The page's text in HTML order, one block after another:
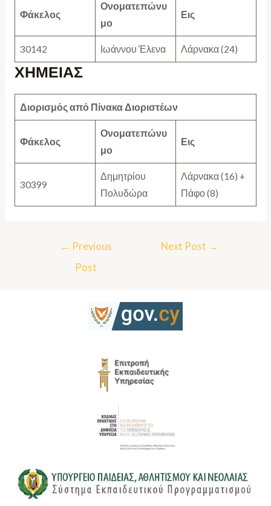
Φάκελος
Ονοματεπώνυ
μο
Εις
30142 Ιωάννου Έλενα Λάρνακα (24)
ΧΗΜΕΙΑΣ
Διορισμός από Πίνακα Διοριστέων
Φάκελος
Ονοματεπώνυ
μο
Εις
30399
Δημητρίου
Πολυδώρα
Λάρνακα (16) +
Πάφο (8)
← Previous
Post
Next Post →